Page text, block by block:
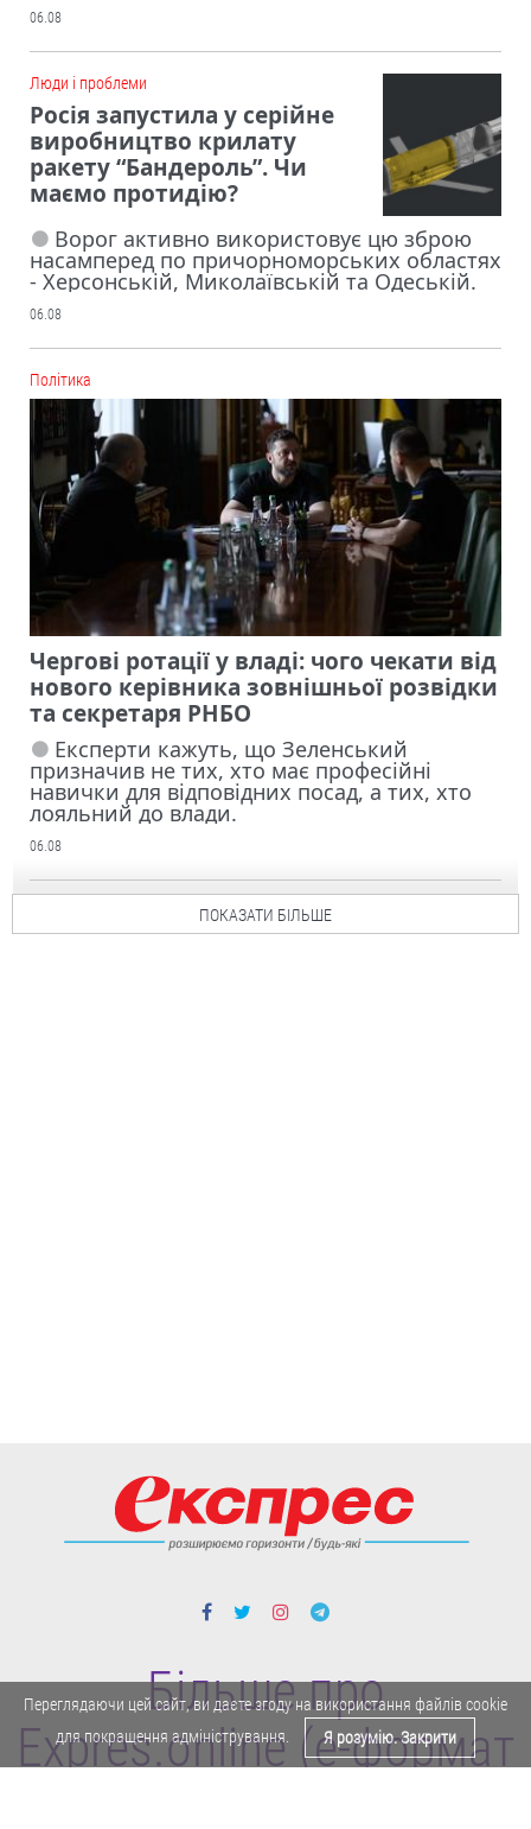
06.08
Люди і проблеми
Росія запустила у серійне
виробництво крилату
ракету “Бандероль”. Чи
маємо протидію?
Ворог активно використовує цю зброю
насамперед по причорноморських областях
- Херсонській, Миколаївській та Одеській.
06.08
Політика
Чергові ротації у владі: чого чекати від
нового керівника зовнішньої розвідки
та секретаря РНБО
Експерти кажуть, що Зеленський
призначив не тих, хто має професійні
навички для відповідних посад, а тих, хто
лояльний до влади.
06.08
ПОКАЗАТИ БІЛЬШЕ
Більше про
Expres.online (e-формат
Переглядаючи цей сайт, ви даєте згоду на використання файлів cookie
для покращення адміністрування.
Я розумію. Закрити